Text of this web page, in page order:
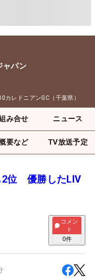
ャパン
カレドニアンGC（千葉県）
み合せ ニュース
要など TV放送予定
2位 優勝したLIV
コメン
ト
0件